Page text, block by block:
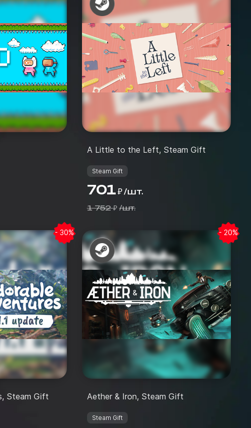
A Little to the Left, Steam Gift
Steam Gift
701 ₽ /шт.
1 752 ₽ /шт.
- 30%
Steam Gift
- 20%
Aether & Iron, Steam Gift
Steam Gift